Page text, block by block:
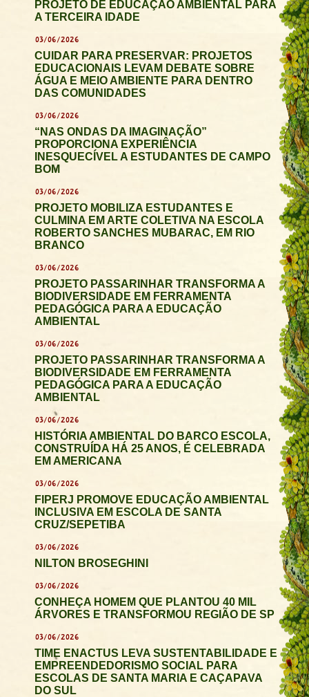
PROJETO DE EDUCAÇÃO AMBIENTAL PARA
A TERCEIRA IDADE
03/06/2026
CUIDAR PARA PRESERVAR: PROJETOS
EDUCACIONAIS LEVAM DEBATE SOBRE
ÁGUA E MEIO AMBIENTE PARA DENTRO
DAS COMUNIDADES
03/06/2026
“NAS ONDAS DA IMAGINAÇÃO”
PROPORCIONA EXPERIÊNCIA
INESQUECÍVEL A ESTUDANTES DE CAMPO
BOM
03/06/2026
PROJETO MOBILIZA ESTUDANTES E
CULMINA EM ARTE COLETIVA NA ESCOLA
ROBERTO SANCHES MUBARAC, EM RIO
BRANCO
03/06/2026
PROJETO PASSARINHAR TRANSFORMA A
BIODIVERSIDADE EM FERRAMENTA
PEDAGÓGICA PARA A EDUCAÇÃO
AMBIENTAL
03/06/2026
PROJETO PASSARINHAR TRANSFORMA A
BIODIVERSIDADE EM FERRAMENTA
PEDAGÓGICA PARA A EDUCAÇÃO
AMBIENTAL
03/06/2026
HISTÓRIA AMBIENTAL DO BARCO ESCOLA,
CONSTRUÍDA HÁ 25 ANOS, É CELEBRADA
EM AMERICANA
03/06/2026
FIPERJ PROMOVE EDUCAÇÃO AMBIENTAL
INCLUSIVA EM ESCOLA DE SANTA
CRUZ/SEPETIBA
03/06/2026
NILTON BROSEGHINI
03/06/2026
CONHEÇA HOMEM QUE PLANTOU 40 MIL
ÁRVORES E TRANSFORMOU REGIÃO DE SP
03/06/2026
TIME ENACTUS LEVA SUSTENTABILIDADE E
EMPREENDEDORISMO SOCIAL PARA
ESCOLAS DE SANTA MARIA E CAÇAPAVA
DO SUL